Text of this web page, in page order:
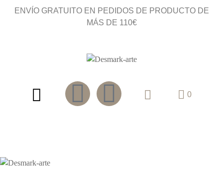
ENVÍO GRATUITO EN PEDIDOS DE PRODUCTO DE
MÁS DE 110€
0